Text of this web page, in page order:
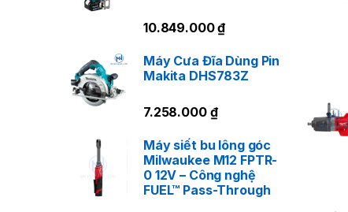
10.849.000₫
Máy Cưa Đĩa Dùng Pin
Makita DHS783Z
7.258.000 ₫
Máy siết bu lông góc
Milwaukee M12 FPTR-
0 12V – Công nghệ
FUEL™ Pass-Through